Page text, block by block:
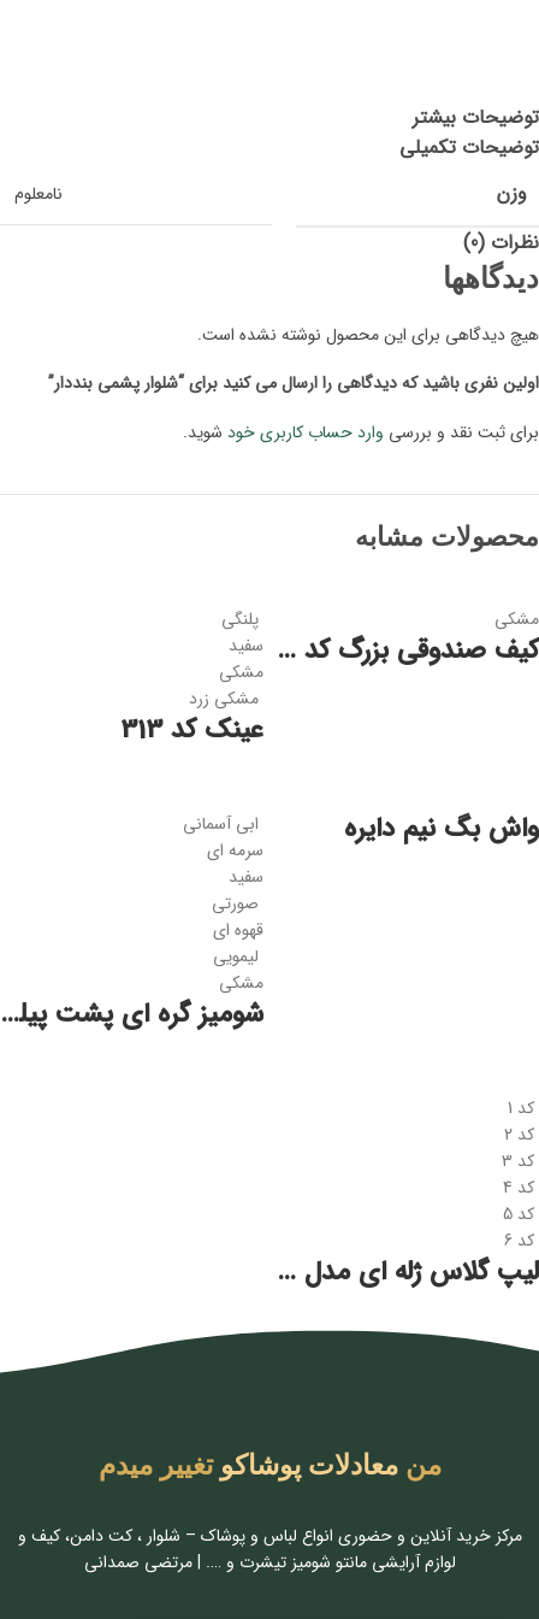
توضیحات بیشتر
توضیحات تکمیلی
وزن
نامعلوم
نظرات (0)
دیدگاهها
هیچ دیدگاهی برای این محصول نوشته نشده است.
اولین نفری باشید که دیدگاهی را ارسال می کنید برای “شلوار پشمی بنددار”
برای ثبت نقد و بررسی وارد حساب کاربری خود شوید.
محصولات مشابه
مشکی
کیف صندوقی بزرگ کد 2074 زنانه
پلنگی
سفید
مشکی
مشکی زرد
عینک کد 313
واش بگ نیم دایره
ابی آسمانی
سرمه ای
سفید
صورتی
قهوه ای
لیمویی
مشکی
شومیز گره ای پشت پیله ای زنانه
کد 1
کد 2
کد 3
کد 4
کد 5
کد 6
لیپ گلاس ژله ای مدل خرسی
من معادلات پوشاکو تغییر میدم
مرکز خرید آنلاین و حضوری انواع لباس‌ و پوشاک – شلوار ، کت دامن، کیف و
لوازم آرایشی مانتو شومیز تیشرت و …. | مرتضی صمدانی